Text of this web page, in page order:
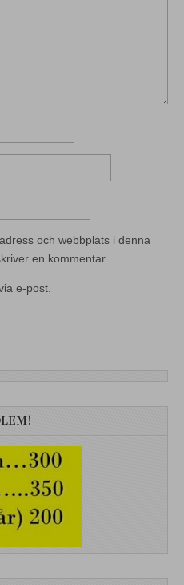
och webbplats i denna
en kommentar.
e-post.